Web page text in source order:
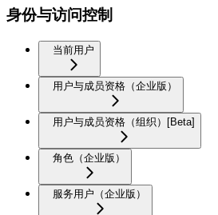
身份与访问控制
当前用户
用户与成员资格（企业版）
用户与成员资格（组织）[Beta]
角色（企业版）
服务用户（企业版）